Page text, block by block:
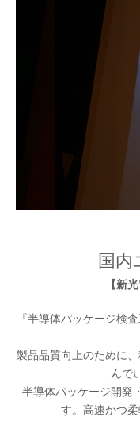
国内
【新
『半導体パッケージ検
製品品質向上のために
んで
半導体パッケージ開発
す。高速かつ柔